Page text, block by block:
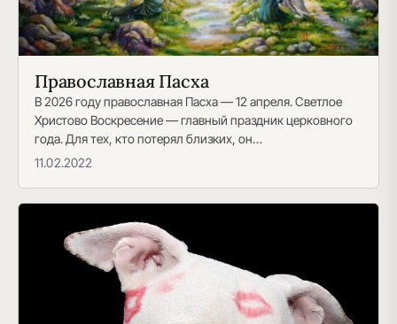
Православная Пасха
В 2026 году православная Пасха — 12 апреля. Светлое
Христово Воскресение — главный праздник церковного
года. Для тех, кто потерял близких, он…
11.02.2022